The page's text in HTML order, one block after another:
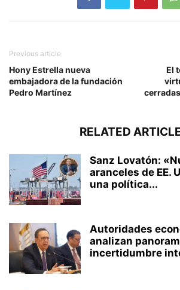
Previous article
Hony Estrella nueva
embajadora de la fundación
Pedro Martínez
El
RELATED
Sanz Lovatón:
aranceles de EE.
una política...
Autoridades
analizan
incertidumbre